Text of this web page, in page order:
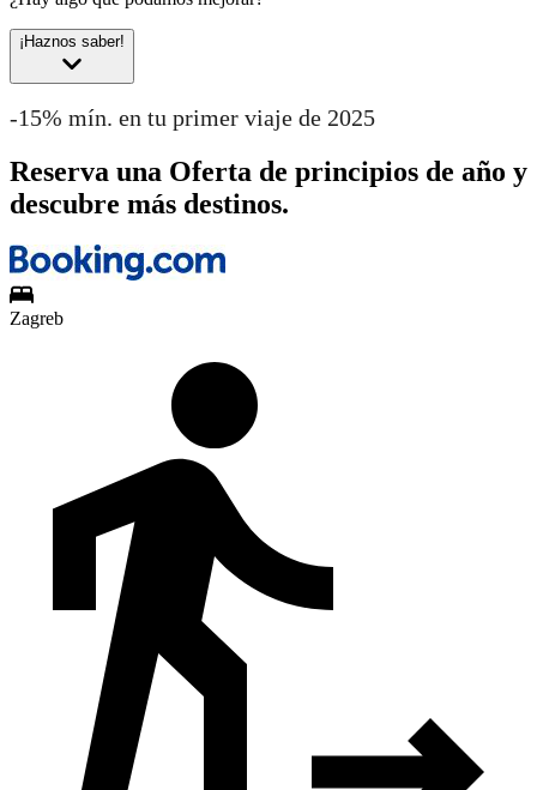
¡Haznos saber!
-15% mín. en tu primer viaje de 2025
Reserva una Oferta de principios de año y
descubre más destinos.
Zagreb